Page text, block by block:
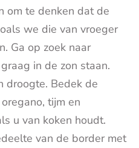
om te denken dat de
we die van vroeger
Ga op zoek naar
in de zon staan.
droogte. Bedek de
tijm en
u van koken houdt.
van de border met